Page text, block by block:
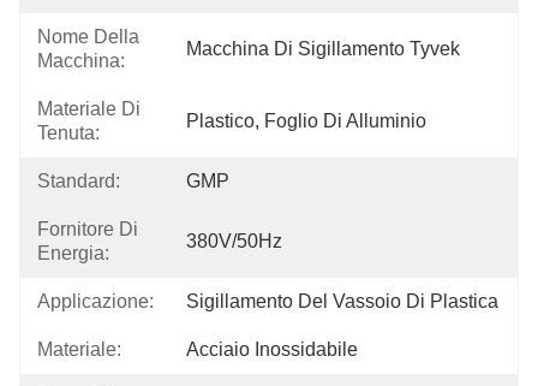
Nome Della
Macchina:
Macchina Di Sigillamento Tyvek
Materiale Di
Tenuta:
Plastico, Foglio Di Alluminio
Standard: GMP
Fornitore Di
Energia:
380V/50Hz
Applicazione: Sigillamento Del Vassoio Di Plastica
Materiale: Acciaio Inossidabile